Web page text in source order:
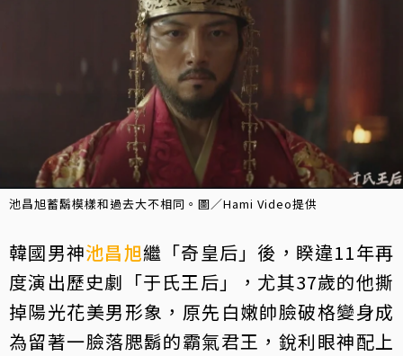
池昌旭蓄鬍模樣和過去大不相同。圖／Hami Video提供
韓國男神池昌旭繼「奇皇后」後，睽違11年再
度演出歷史劇「于氏王后」，尤其37歲的他撕
掉陽光花美男形象，原先白嫩帥臉破格變身成
為留著一臉落腮鬍的霸氣君王，銳利眼神配上